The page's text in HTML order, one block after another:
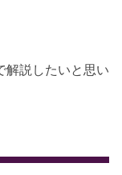
解説したいと思い